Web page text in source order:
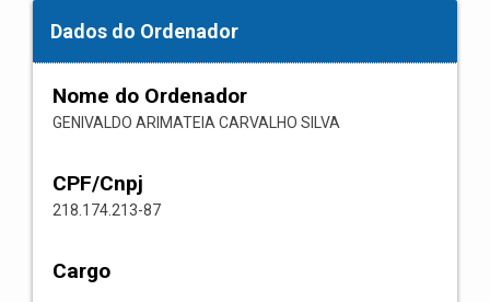
Dados do Ordenador
Nome do Ordenador
GENIVALDO ARIMATEIA CARVALHO SILVA
CPF/Cnpj
218.174.213-87
Cargo